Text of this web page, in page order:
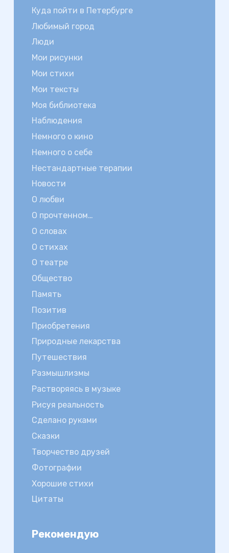
Куда пойти в Петербурге
Любимый город
Люди
Мои рисунки
Мои стихи
Мои тексты
Моя библиотека
Наблюдения
Немного о кино
Немного о себе
Нестандартные терапии
Новости
О любви
О прочтенном…
О словах
О стихах
О театре
Общество
Память
Позитив
Приобретения
Природные лекарства
Путешествия
Размышлизмы
Растворяясь в музыке
Рисуя реальность
Сделано руками
Сказки
Творчество друзей
Фотографии
Хорошие стихи
Цитаты
Рекомендую